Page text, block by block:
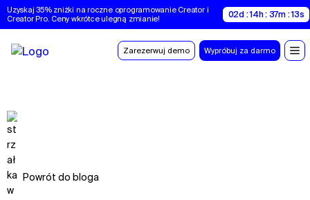
Uzyskaj 35% zniżki na roczne oprogramowanie Creator i
Creator Pro. Ceny wkrótce ulegną zmianie!
02d : 14h : 37m : 12s
Zarezerwuj demo Wypróbuj za darmo
Powrót do bloga